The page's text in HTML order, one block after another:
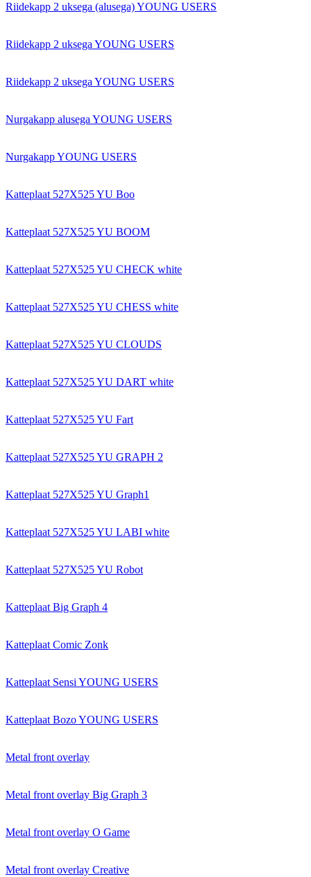
Riidekapp 2 uksega (alusega) YOUNG USERS
Riidekapp 2 uksega YOUNG USERS
Riidekapp 2 uksega YOUNG USERS
Nurgakapp alusega YOUNG USERS
Nurgakapp YOUNG USERS
Katteplaat 527X525 YU Boo
Katteplaat 527X525 YU BOOM
Katteplaat 527X525 YU CHECK white
Katteplaat 527X525 YU CHESS white
Katteplaat 527X525 YU CLOUDS
Katteplaat 527X525 YU DART white
Katteplaat 527X525 YU Fart
Katteplaat 527X525 YU GRAPH 2
Katteplaat 527X525 YU Graph1
Katteplaat 527X525 YU LABI white
Katteplaat 527X525 YU Robot
Katteplaat Big Graph 4
Katteplaat Comic Zonk
Katteplaat Sensi YOUNG USERS
Katteplaat Bozo YOUNG USERS
Metal front overlay
Metal front overlay Big Graph 3
Metal front overlay O Game
Metal front overlay Creative